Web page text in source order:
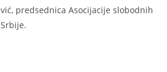
predsednica Asocijacije slobodnih